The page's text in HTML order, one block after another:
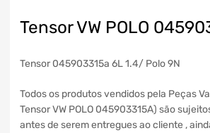
Tensor VW POLO
Tensor 045903315a 6L 1.4/ Polo 9N
Todos os produtos vendidos pela Peças
Tensor VW POLO 045903315A) são
antes de serem entregues ao cliente ,